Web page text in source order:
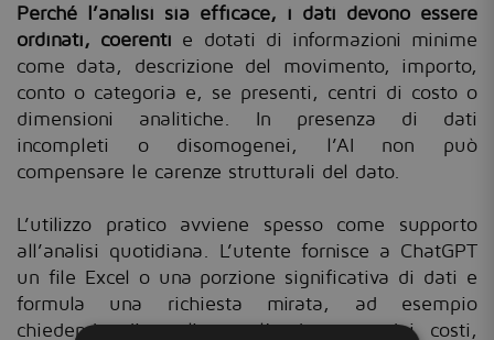
Perché l’analisi sia efficace, i dati devono essere
ordinati, coerenti e dotati di informazioni minime
come data, descrizione del movimento, importo,
conto o categoria e, se presenti, centri di costo o
dimensioni analitiche. In presenza di dati
incompleti o disomogenei, l’AI non può
compensare le carenze strutturali del dato.
L’utilizzo pratico avviene spesso come supporto
all’analisi quotidiana. L’utente fornisce a ChatGPT
un file Excel o una porzione significativa di dati e
formula una richiesta mirata, ad esempio
chiedendo di analizzare l’andamento dei costi,